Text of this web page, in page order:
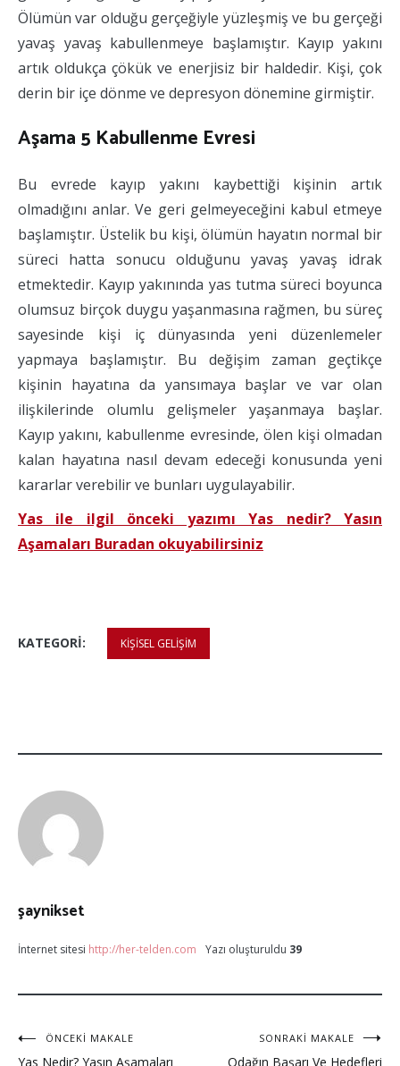
Ölümün var olduğu gerçeğiyle yüzleşmiş ve bu gerçeği
yavaş yavaş kabullenmeye başlamıştır. Kayıp yakını
artık oldukça çökük ve enerjisiz bir haldedir. Kişi, çok
derin bir içe dönme ve depresyon dönemine girmiştir.
Aşama 5 Kabullenme Evresi
Bu evrede kayıp yakını kaybettiği kişinin artık
olmadığını anlar. Ve geri gelmeyeceğini kabul etmeye
başlamıştır. Üstelik bu kişi, ölümün hayatın normal bir
süreci hatta sonucu olduğunu yavaş yavaş idrak
etmektedir. Kayıp yakınında yas tutma süreci boyunca
olumsuz birçok duygu yaşanmasına rağmen, bu süreç
sayesinde kişi iç dünyasında yeni düzenlemeler
yapmaya başlamıştır. Bu değişim zaman geçtikçe
kişinin hayatına da yansımaya başlar ve var olan
ilişkilerinde olumlu gelişmeler yaşanmaya başlar.
Kayıp yakını, kabullenme evresinde, ölen kişi olmadan
kalan hayatına nasıl devam edeceği konusunda yeni
kararlar verebilir ve bunları uygulayabilir.
Yas ile ilgil önceki yazımı Yas nedir? Yasın
Aşamaları Buradan okuyabilirsiniz
KATEGORI: KIŞISEL GELIŞIM
şaynikset
İnternet sitesi http://her-telden.com Yazı oluşturuldu 39
ÖNCEKI MAKALE
Yas Nedir? Yasın Aşamaları
SONRAKI MAKALE
Odağın Başarı Ve Hedefleri